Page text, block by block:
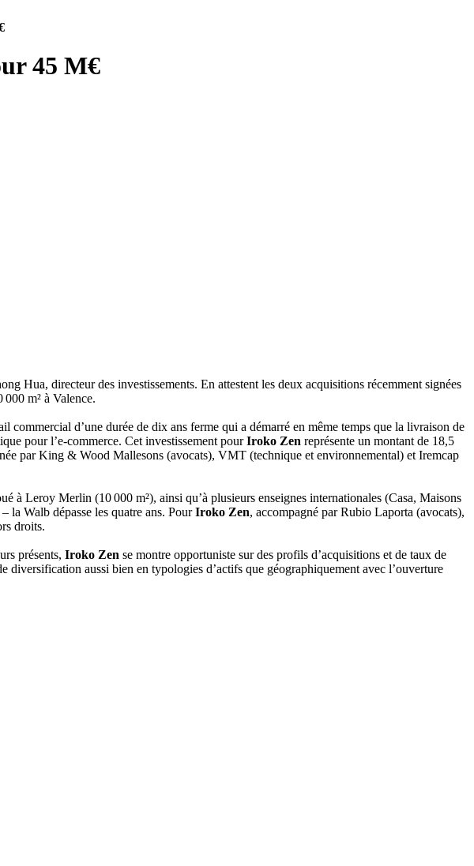
45 M€
Hua, directeur des investissements. En attestent les deux acquisitions récemment signées
m² à Valence.
d’une durée de dix ans ferme qui a démarré en même temps que la livraison de
pour l’e-commerce. Cet investissement pourIroko Zen représente un montant de 18,5
par King & Wood Mallesons (avocats), VMT (technique et environnemental) et Iremcap
à Leroy Merlin (10 000 m²), ainsi qu’à plusieurs enseignes internationales (Casa, Maisons
Walb dépasse les quatre ans. PourIroko Zen, accompagné par Rubio Laporta (avocats),
droits.
présents, Iroko Zen se montre opportuniste sur des profils d’acquisitions et de taux de
diversification aussi bien en typologies d’actifs que géographiquement avec l’ouverture